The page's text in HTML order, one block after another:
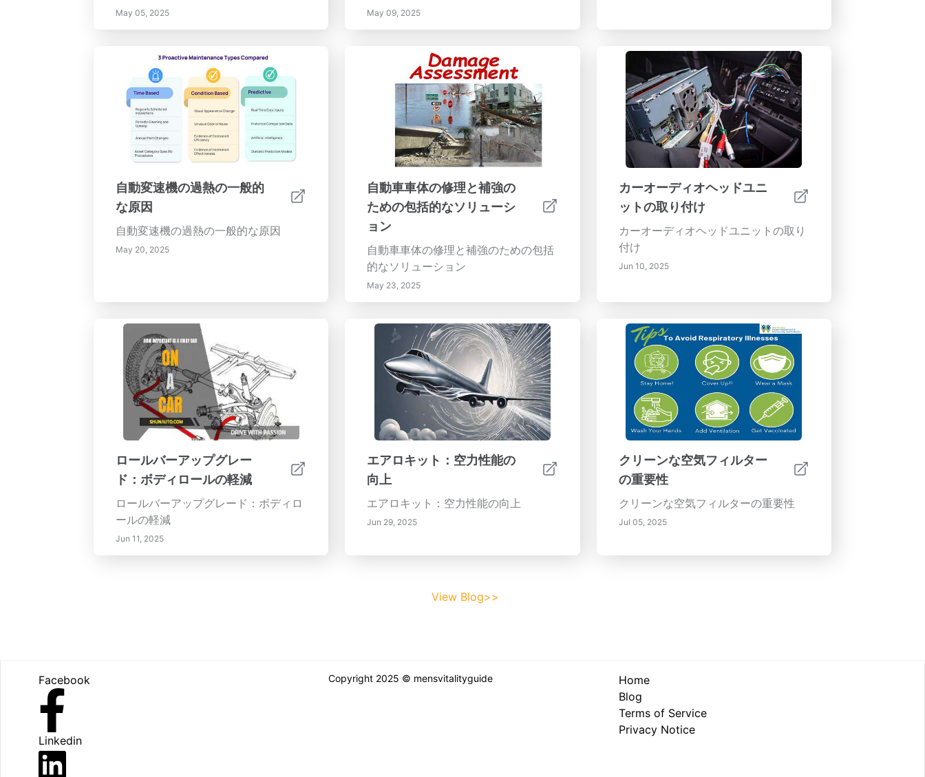
May 05, 2025 May 09, 2025
自動変速機の過熱の一般的
な原因
自動変速機の過熱の一般的な原因
May 20, 2025
自動車車体の修理と補強の
ための包括的なソリューシ
ョン
自動車車体の修理と補強のための包括
的なソリューション
May 23, 2025
カーオーディオヘッドユニ
ットの取り付け
カーオーディオヘッドユニットの取り
付け
Jun 10, 2025
ロールバーアップグレー
ド：ボディロールの軽減
ロールバーアップグレード：ボディロ
ールの軽減
Jun 11, 2025
エアロキット：空力性能の
向上
エアロキット：空力性能の向上
Jun 29, 2025
クリーンな空気フィルター
の重要性
クリーンな空気フィルターの重要性
Jul 05, 2025
View Blog>>
Facebook
Linkedin
Copyright 2025 © mensvitalityguide
Home
Blog
Terms of Service
Privacy Notice